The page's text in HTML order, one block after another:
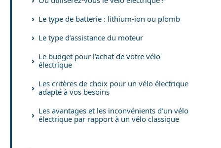
Le type de batterie : lithium-ion ou plomb
Le type d’assistance du moteur
Le budget pour l’achat de votre vélo
électrique
Les critères de choix pour un vélo électrique
adapté à vos besoins
Les avantages et les inconvénients d’un vélo
électrique par rapport à un vélo classique